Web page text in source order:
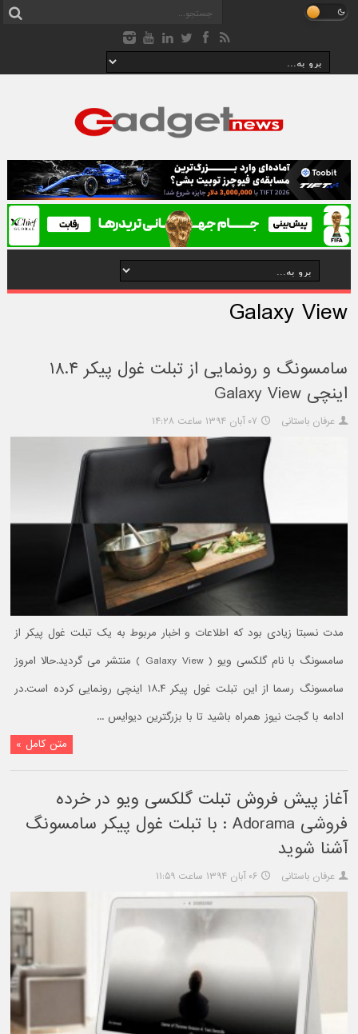
Galaxy View
سامسونگ و رونمایی از تبلت غول پیکر ۱۸.۴
اینچی Galaxy View
عرفان باستانی ۰۷ آبان ۱۳۹۴ ساعت ۱۴:۲۸
مدت نسبتا زیادی بود که اطلاعات و اخبار مربوط به یک تبلت غول پیکر از
سامسونگ با نام گلکسی ویو ( Galaxy View ) منتشر می گردید.حالا امروز
سامسونگ رسما از این تبلت غول پیکر ۱۸.۴ اینچی رونمایی کرده است.در
ادامه با گجت نیوز همراه باشید تا با بزرگترین دیوایس ...
متن کامل »
آغاز پیش فروش تبلت گلکسی ویو در خرده
فروشی Adorama : با تبلت غول پیکر سامسونگ
آشنا شوید
عرفان باستانی ۰۶ آبان ۱۳۹۴ ساعت ۱۱:۵۹